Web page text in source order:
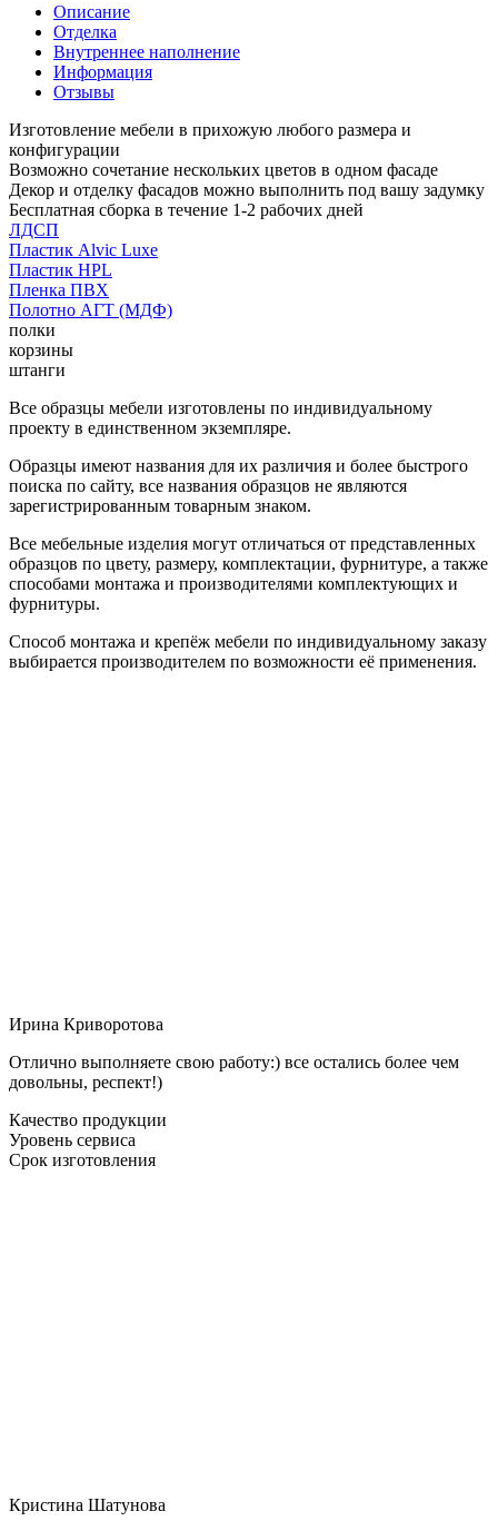
Описание
Отделка
Внутреннее наполнение
Информация
Отзывы
Изготовление мебели в прихожую любого размера и
конфигурации
Возможно сочетание нескольких цветов в одном фасаде
Декор и отделку фасадов можно выполнить под вашу задумку
Бесплатная сборка в течение 1-2 рабочих дней
ЛДСП
Пластик Alvic Luxe
Пластик HPL
Пленка ПВХ
Полотно АГТ (МДФ)
полки
корзины
штанги
Все образцы мебели изготовлены по индивидуальному
проекту в единственном экземпляре.
Образцы имеют названия для их различия и более быстрого
поиска по сайту, все названия образцов не являются
зарегистрированным товарным знаком.
Все мебельные изделия могут отличаться от представленных
образцов по цвету, размеру, комплектации, фурнитуре, а также
способами монтажа и производителями комплектующих и
фурнитуры.
Способ монтажа и крепёж мебели по индивидуальному заказу
выбирается производителем по возможности её применения.
Ирина Криворотова
Отлично выполняете свою работу:) все остались более чем
довольны, респект!)
Качество продукции
Уровень сервиса
Срок изготовления
Кристина Шатунова